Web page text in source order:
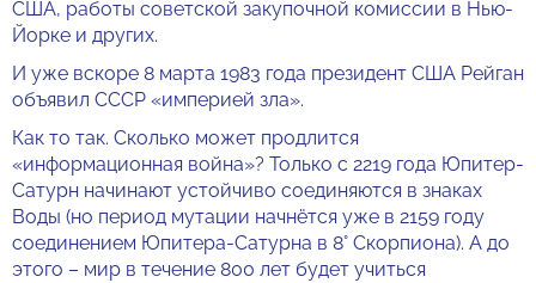
США, работы советской закупочной комиссии в Нью-
Йорке и других.
И уже вскоре 8 марта 1983 года президент США Рейган
объявил СССР «империей зла».
Как то так. Сколько может продлится
«информационная война»? Только с 2219 года Юпитер-
Сатурн начинают устойчиво соединяются в знаках
Воды (но период мутации начнётся уже в 2159 году
соединением Юпитера-Сатурна в 8° Скорпиона). А до
этого – мир в течение 800 лет будет учиться